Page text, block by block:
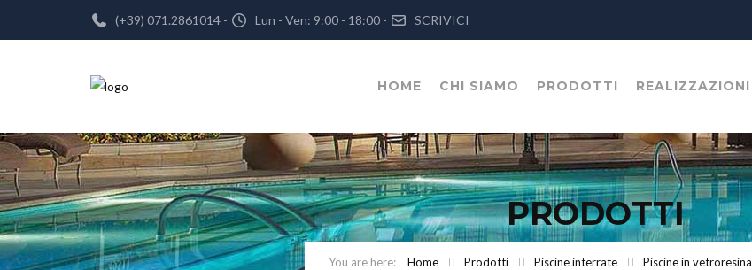
(+39) 071.2861014 - Lun - Ven: 9:00 - 18:00 - SCRIVICI
HOME CHI SIAMO PRODOTTI REALIZZAZIONI
PRODOTTI
Home Prodotti Piscine interrate Piscine in vetroresina